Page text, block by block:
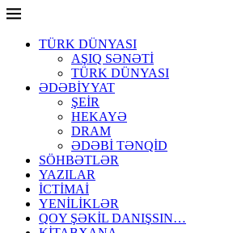
TÜRK DÜNYASI
AŞIQ SƏNƏTİ
TÜRK DÜNYASI
ƏDƏBİYYAT
ŞEİR
HEKAYƏ
DRAM
ƏDƏBİ TƏNQİD
SÖHBƏTLƏR
YAZILAR
İCTİMAİ
YENİLİKLƏR
QOY ŞƏKİL DANIŞSIN…